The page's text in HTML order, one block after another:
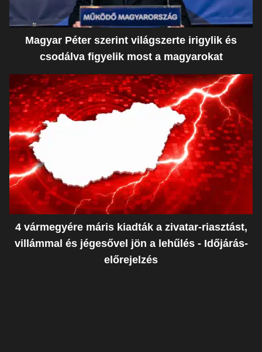
Magyar Péter szerint világszerte irigylik és
csodálva figyelik most a magyarokat
4 vármegyére máris kiadták a zivatar-riasztást,
villámmal és jégesővel jön a lehűlés - Időjárás-
előrejelzés